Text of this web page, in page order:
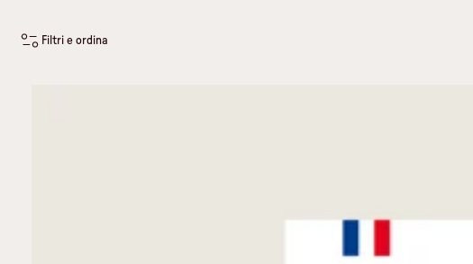
Filtri e ordina